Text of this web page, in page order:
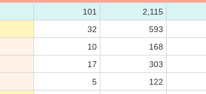
101 2,115
32 593
10 168
17 303
5 122